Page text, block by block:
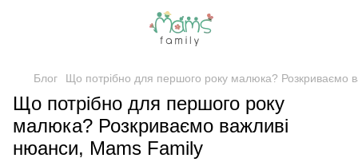
Блог Що потрібно для першого року малюка? Розкриваємо
Що потрібно для першого року
малюка? Розкриваємо важливі
нюанси, Mams Family